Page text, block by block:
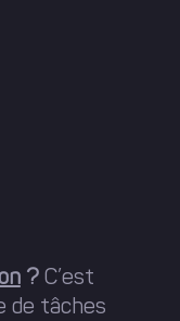
? C’est
de tâches